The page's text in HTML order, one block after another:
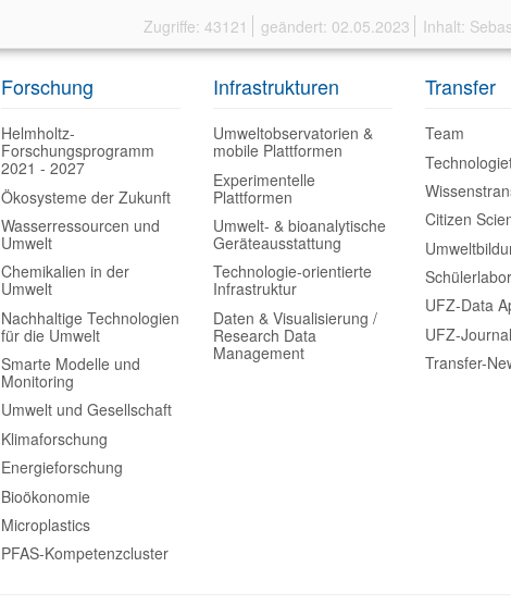
Zugriffe: 43121 geändert: 02.05.2023 Inhalt:
Forschung
Helmholtz-
Forschungsprogramm
2021 - 2027
Ökosysteme der Zukunft
Wasserressourcen und
Umwelt
Chemikalien in der
Umwelt
Nachhaltige Technologien
für die Umwelt
Smarte Modelle und
Monitoring
Umwelt und Gesellschaft
Klimaforschung
Energieforschung
Bioökonomie
Microplastics
PFAS-Kompetenzcluster
Infrastrukturen
Umweltobservatorien &
mobile Plattformen
Experimentelle
Plattformen
Umwelt- & bioanalytische
Geräteausstattung
Technologie-orientierte
Infrastruktur
Daten & Visualisierung /
Research Data
Management
Transfer
Team
Citizen
Schülerlabor
UFZ-Data
UFZ-
Transfer-